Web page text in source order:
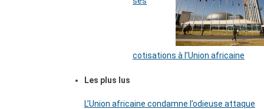
cotisations à l’Union africaine
Les plus lus
L’Union africaine condamne l’odieuse attaque